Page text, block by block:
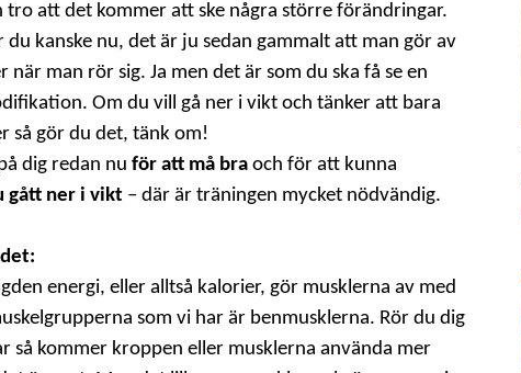
tro att det kommer att ske några större förändringar.
du kanske nu, det är ju sedan gammalt att man gör av
när man rör sig. Ja men det är som du ska få se en
Om du vill gå ner i vikt och tänker att bara
så gör du det, tänk om!
dig redan nu för att må bra och för att kunna
gått ner i vikt – där är träningen mycket nödvändig.
energi, eller alltså kalorier, gör musklerna av med
som vi har är benmusklerna. Rör du dig
så kommer kroppen eller musklerna använda mer